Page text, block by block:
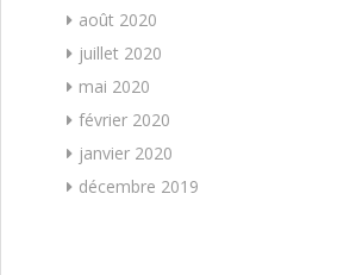
août 2020
juillet 2020
mai 2020
février 2020
janvier 2020
décembre 2019